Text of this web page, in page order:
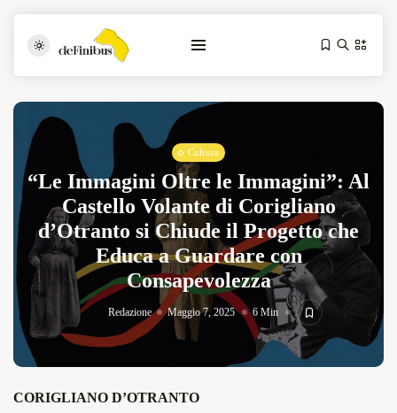
Iosonouncane A Lecce: Concerto Acustico...
Luglio 17, 2026 13 Min
Tarantarte Al Festival De Fès...
Cultura
“Le Immagini Oltre le Immagini”: Al
Castello Volante di Corigliano
d’Otranto si Chiude il Progetto che
Educa a Guardare con
Consapevolezza
Redazione Maggio 7, 2025 6 Min
CORIGLIANO D’OTRANTO